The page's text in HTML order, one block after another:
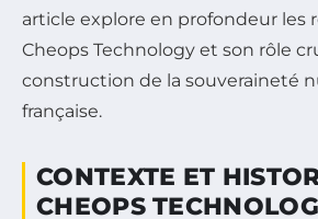
article explore en profondeur les
Cheops Technology et son rôle
construction de la souveraineté
française.
CONTEXTE ET
CHEOPS